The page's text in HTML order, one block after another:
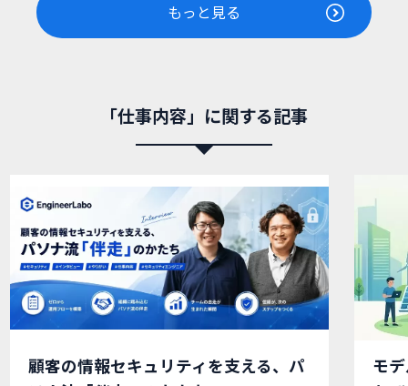
もっと見る
「仕事内容」に関する記事
顧客の情報セキュリティを支える、パ
モ